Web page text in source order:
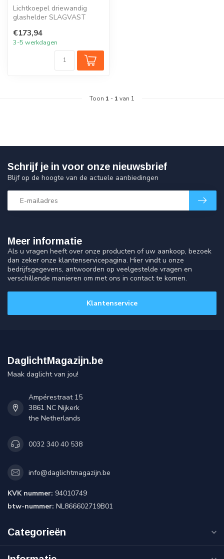
Lichtkoepel driewandig
glashelder SLAGVAST
in 20 maten. Sn...
€173,94
3-5 werkdagen
Toon 1 - 1 van 1
Meer informatie
Als u vragen heeft over onze producten of uw aankoop, bezoek
dan zeker onze klantenservicepagina. Hier vindt u onze
bedrijfsgegevens, antwoorden op veelgestelde vragen en
verschillende manieren om met ons in contact te komen.
Klantenservice
Schrijf je in voor onze nieuwsbrief
Blijf op de hoogte van de actuele aanbiedingen
DaglichtMagazijn.be
Maak daglicht van jou!
Ampérestraat 15
3861 NC Nijkerk
the Netherlands
0032 340 40 538
info@daglichtmagazijn.be
KVK nummer: 94010749
btw-nummer: NL866602719B01
Categorieën